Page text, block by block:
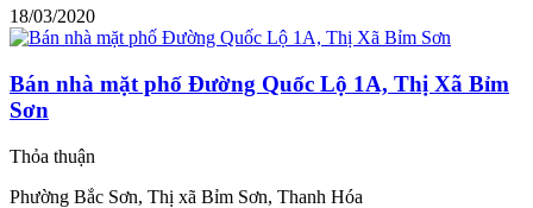
18/03/2020
Bán nhà mặt phố Đường Quốc Lộ 1A, Thị Xã Bỉm
Sơn
Thỏa thuận
Phường Bắc Sơn, Thị xã Bỉm Sơn, Thanh Hóa